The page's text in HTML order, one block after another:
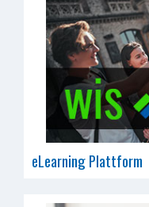
eLearning Plattform